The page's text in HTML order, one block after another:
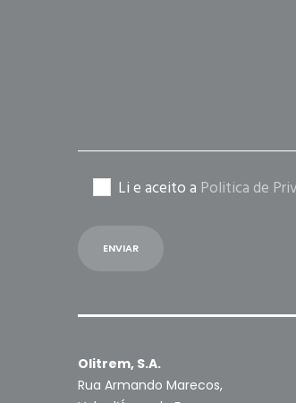
Li e aceito a Politica de
Olitrem, S.A.
Rua Armando Marecos,